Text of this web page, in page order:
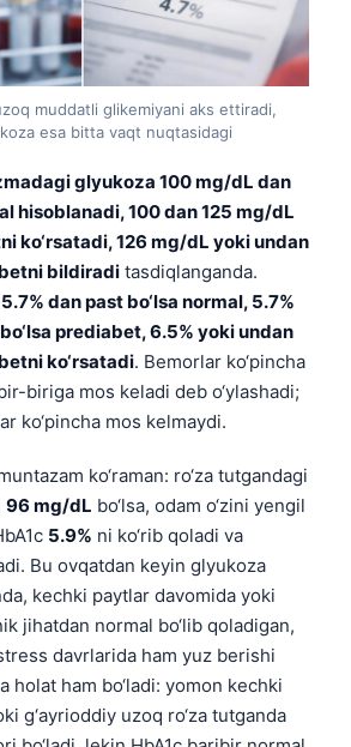
muddatli glikemiyani aks ettiradi,
esa bitta vaqt nuqtasidagi
glyukoza 100 mg/dL dan
hisoblanadi, 100 dan 125 mg/dL
ko‘rsatadi, 126 mg/dL yoki undan
bildiradi tasdiqlanganda.
dan past bo‘lsa normal, 5.7%
prediabet, 6.5% yoki undan
ko‘rsatadi. Bemorlar ko‘pincha
biriga mos keladi deb o‘ylashadi;
ko‘pincha mos kelmaydi.
ko‘raman: ro‘za tutgandagi
96 mg/dL bo‘lsa, odam o‘zini yengil
5.9% ni ko‘rib qoladi va
Bu ovqatdan keyin glyukoza
kechki paytlar davomida yoki
jihatdan normal bo‘lib qoladigan,
davrlarida ham yuz berishi
holat ham bo‘ladi: yomon kechki
g‘ayrioddiy uzoq ro‘za tutganda